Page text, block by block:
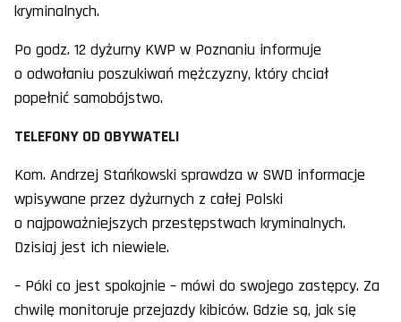
kryminalnych.
Po godz. 12 dyżurny KWP w Poznaniu informuje
o odwołaniu poszukiwań mężczyzny, który chciał
popełnić samobójstwo.
TELEFONY OD OBYWATELI
Kom. Andrzej Stańkowski sprawdza w SWD informacje
wpisywane przez dyżurnych z całej Polski
o najpoważniejszych przestępstwach kryminalnych.
Dzisiaj jest ich niewiele.
– Póki co jest spokojnie – mówi do swojego zastępcy. Za
chwilę monitoruje przejazdy kibiców. Gdzie są, jak się